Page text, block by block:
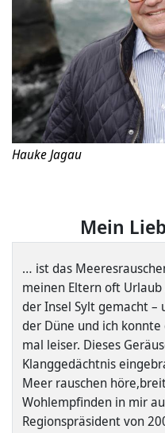
Hauke Jagau
Mein
… ist das
meinen Eltern oft
der Insel Sylt gemacht
der Düne und ich
mal leiser. Dieses
Klanggedächtnis
Meer rauschen
Wohlempfinden in mir
Regionspräsident von